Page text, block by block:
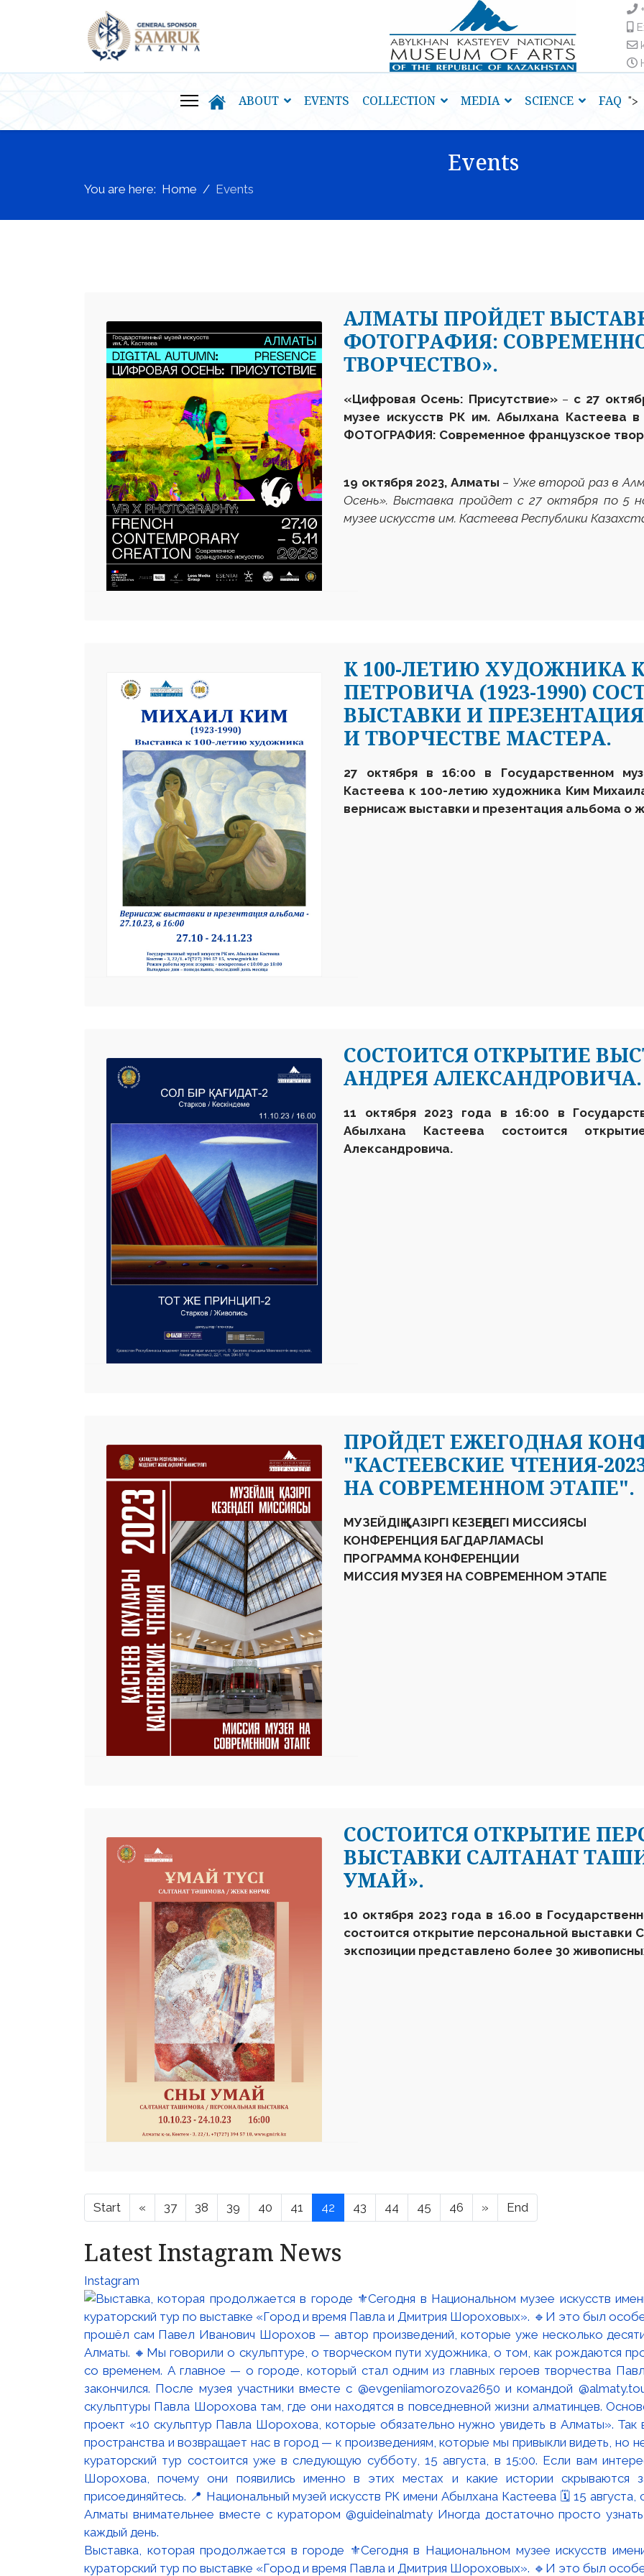
ABOUT EVENTS COLLECTION MEDIA SCIENCE FAQ ">
Events
You are here: Home Events
АЛМАТЫ ПРОЙДЕТ
ФОТОГРАФИЯ:
ТВОРЧЕСТВО».
«Цифровая Осень: Присутствие» – с 27
музее искусств РК им. Абылхана Кастеева
ФОТОГРАФИЯ: Современное французское
19 октября 2023, Алматы – Уже второй раз в
Осень». Выставка пройдет с 27 октября по 5
музее искусств им. Кастеева Республики
К 100-ЛЕТИЮ ХУДОЖНИКА
ПЕТРОВИЧА (1923-1990)
ВЫСТАВКИ И
И ТВОРЧЕСТВЕ МАСТЕРА.
27 октября в 16:00 в Государственном
Кастеева к 100-летию художника Ким Михаил
вернисаж выставки и презентация альбома о
СОСТОИТСЯ ОТКРЫТИЕ
АНДРЕЯ АЛЕКСАНДРОВИЧА.
11 октября 2023 года в 16:00 в
Абылхана Кастеева состоится
Александровича.
ПРОЙДЕТ ЕЖЕГОДНАЯ
"КАСТЕЕВСКИЕ ЧТЕНИЯ-
НА СОВРЕМЕННОМ ЭТАПЕ".
МУЗЕЙДІҢ ҚАЗІРГІ КЕЗЕҢДЕГІ МИССИЯСЫ
КОНФЕРЕНЦИЯ БАГДАРЛАМАСЫ
ПРОГРАММА КОНФЕРЕНЦИИ
МИССИЯ МУЗЕЯ НА СОВРЕМЕННОМ ЭТАПЕ
СОСТОИТСЯ ОТКРЫТИЕ
ВЫСТАВКИ САЛТАНАТ
УМАЙ».
10 октября 2023 года в 16.00 в
состоится открытие персональной
экспозиции представлено более 30
Start « 37 38 39 40 41 42 43 44 45 46 » End
Latest Instagram News
Instagram
Выставка, которая продолжается в городе ⚜️Сегодня в Национальном музее искусств
кураторский тур по выставке «Город и время Павла и Дмитрия Шороховых». 🔹И это был